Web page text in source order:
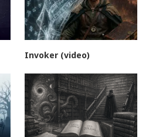
Invoker (video)